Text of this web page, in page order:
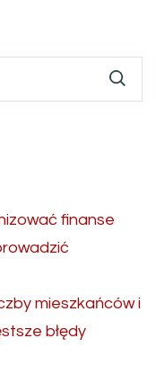
finanse
mieszkańców i
błędy